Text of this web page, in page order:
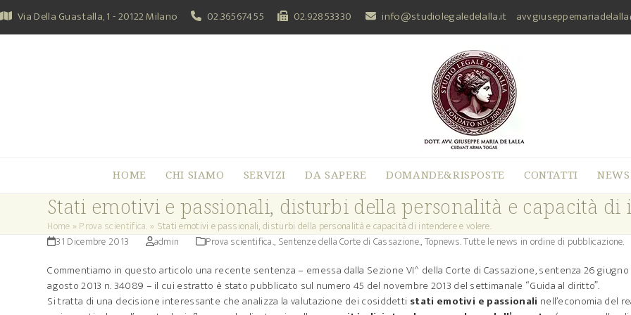
Skip
to
content
Via Della Guastalla, 1 - 20122 Milano 02.36567455 02.92853330 info@studiolegaledelalla.it
HOME CHI SIAMO SERVIZI DA SAPERE DOMANDE&RISPOSTE CONTATTI NEWS
Stati emotivi e passionali, disturbi della personalità e capacità di
Home »Prova scientifica. » Stati emotivi e passionali, disturbi della personalità e capacità di intendere e volere.
31 Dicembre 2013
admin Prova scientifica., Sentenze della Corte di Cassazione.,Topnews. Tutte le news in ordine di pubblicazione.
Commentiamo in questo articolo una recente sentenza – emessa dalla Sezione VI^ della Corte di Cassazione, sentenza 26
agosto 2013 n. 34089 – il cui estratto è stato pubblicato sul numero 45 del novembre 2013 del settimanale “Guida al diritto”.
Si tratta di una decisione interessante che analizza la valutazione dei cosiddetti stati emotivi e passionali nell’economia del